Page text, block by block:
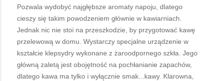
Pozwala wydobyć najgłębsze aromaty napoju, dlatego
cieszy się takim powodzeniem głównie w kawiarniach.
Jednak nic nie stoi na przeszkodzie, by przygotować kawę
przelewową w domu. Wystarczy specjalne urządzenie w
kształcie klepsydry wykonane z żaroodpornego szkła. Jego
główną zaletą jest obojętność na pochłanianie zapachów,
dlatego kawa ma tylko i wyłącznie smak...kawy. Klarowna,